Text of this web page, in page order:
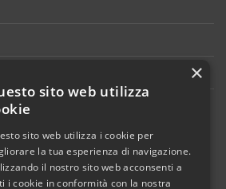
×
sito web utilizza
sito web utilizza i cookie per
la tua esperienza di navigazione.
il nostro sito web acconsenti a
i cookie in conformità con la nostra